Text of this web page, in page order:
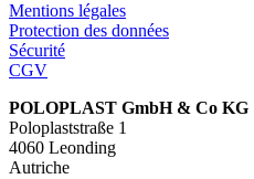
Mentions légales
Protection des données
Sécurité
CGV
POLOPLAST GmbH & Co KG
Poloplaststraße 1
4060 Leonding
Autriche